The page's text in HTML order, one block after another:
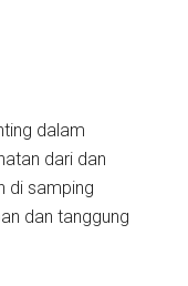
dalam
dari dan
di samping
dan tanggung